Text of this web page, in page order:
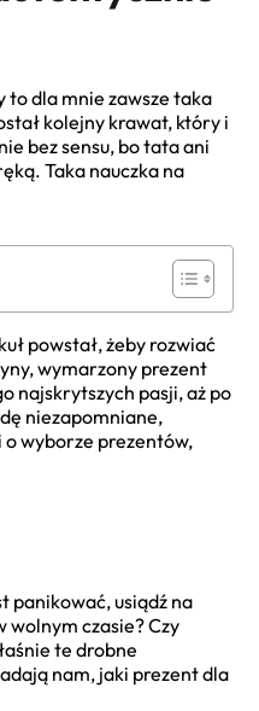
to dla mnie zawsze taka
kolejny krawat, który i
bez sensu, bo tata ani
Taka nauczka na
powstał, żeby rozwiać
wymarzony prezent
najskrytszych pasji, aż po
niezapomniane,
o wyborze prezentów,
panikować, usiądź na
wolnym czasie? Czy
te drobne
nam, jaki prezent dla